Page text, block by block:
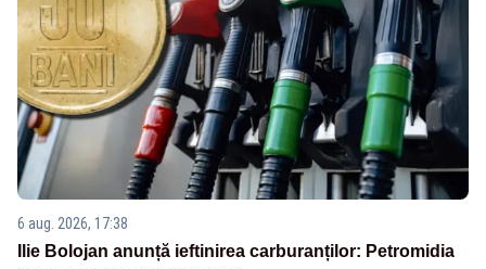
6 aug. 2026, 17:38
Ilie Bolojan anunță ieftinirea carburanților: Petromidia